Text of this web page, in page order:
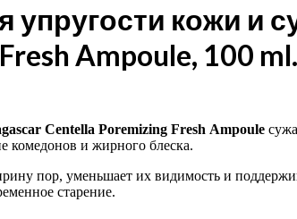
упругости кожи и
Ampoule, 100 ml.
Centella Poremizing Fresh Ampoule
комедонов и жирного блеска.
пор, уменьшает их видимость и
старение.